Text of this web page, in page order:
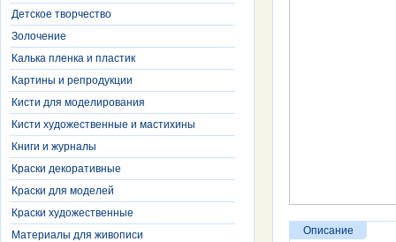
Детское творчество
Золочение
Калька пленка и пластик
Картины и репродукции
Кисти для моделирования
Кисти художественные и мастихины
Книги и журналы
Краски декоративные
Краски для моделей
Краски художественные
Материалы для живописи
Описание